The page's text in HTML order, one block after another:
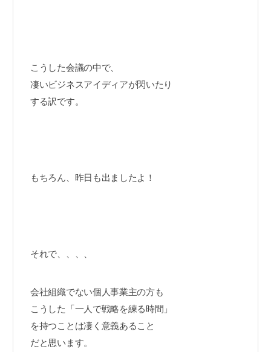
こうした会議の中で、
凄いビジネスアイディアが閃いたり
する訳です。
もちろん、昨日も出ましたよ！
それで、、、、
会社組織でない個人事業主の方も
こうした「一人で戦略を練る時間」
を持つことは凄く意義あること
だと思います。